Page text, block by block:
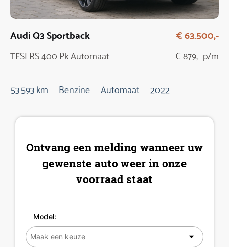
Audi Q3 Sportback
TFSI RS 400 Pk Automaat
€ 63.500,-
€ 879,- p/m
53.593 km Benzine Automaat 2022
Ontvang een melding wanneer uw
gewenste auto weer in onze
voorraad staat
Model: